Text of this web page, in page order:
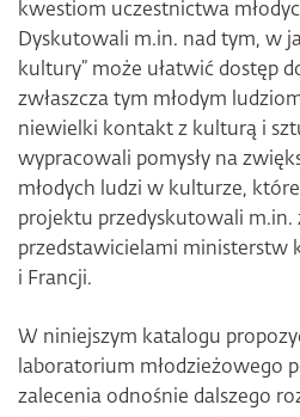
kwestiom uczestnictwa
Dyskutowali m.in. nad tym, w
kultury” może ułatwić dostęp
zwłaszcza tym młodym
niewielki kontakt z kulturą i
wypracowali pomysły na
młodych ludzi w kulturze,
projektu przedyskutowali m.in.
przedstawicielami ministerstw
i Francji.
W niniejszym katalogu
laboratorium młodzieżowego
zalecenia odnośnie dalszego